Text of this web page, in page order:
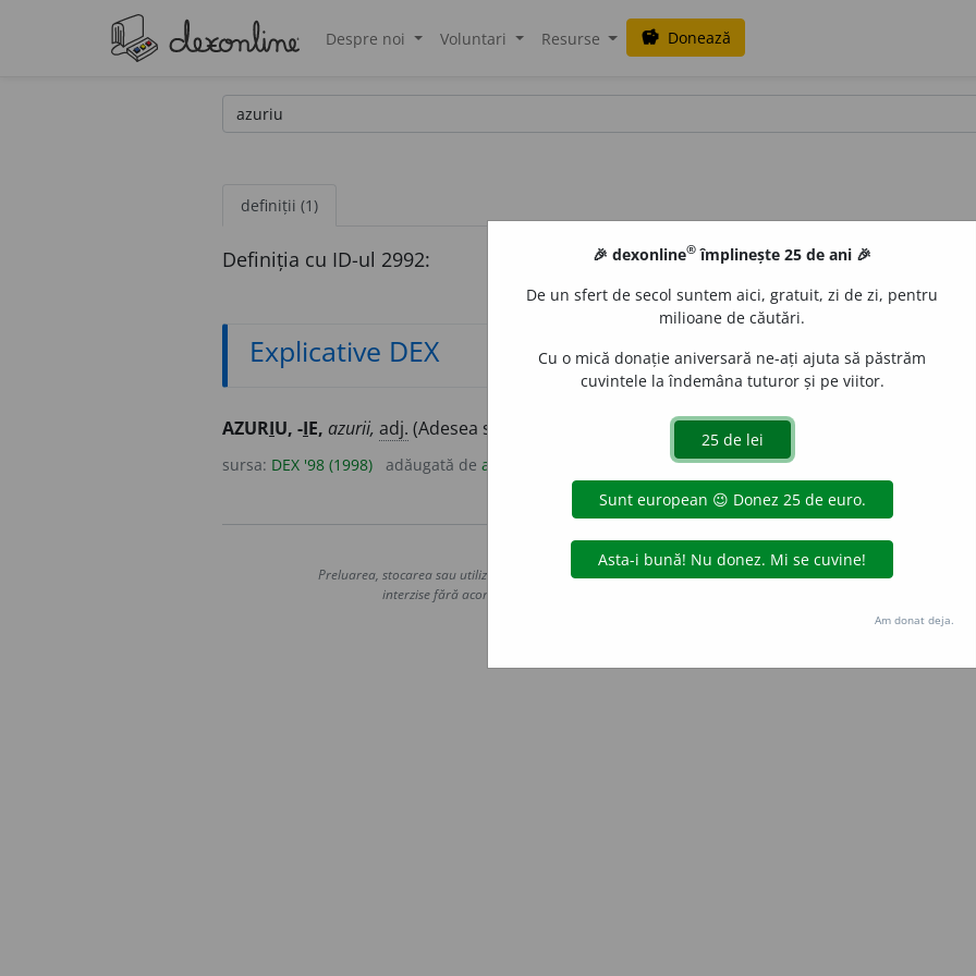
Despre noi Voluntari Resurse savings Donează
definiții (1)
Definiția cu ID-ul 2992:
Explicative DEX
AZURIU, -IE, azurii, adj. (Adesea substantivat) Albastru deschis; bleu. –
sursa: DEX '98 (1998) adăugată de ana_zecheru
Copyright © 2004-2026 dexonline (https://dexonline.ro)
Preluarea, stocarea sau utilizarea datelor de pe acest site, inclusiv prin orice metode de extragere automată
interzise fără acordul nostru prealabil scris, cu excepția seturilor de date oferite oficial spre utilizare
Hosterion
🎉 dexonline® împlinește 25 de ani 🎉
De un sfert de secol suntem aici, gratuit, zi de zi, pentru
milioane de căutări.
Cu o mică donație aniversară ne-ați ajuta să păstrăm
cuvintele la îndemâna tuturor și pe viitor.
Am donat deja.